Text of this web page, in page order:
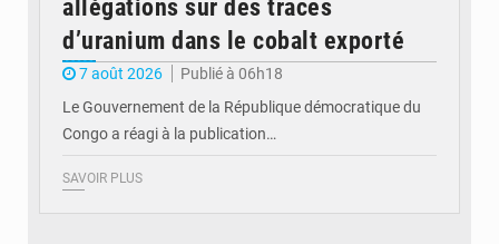
allégations sur des traces
d’uranium dans le cobalt exporté
7 août 2026
Publié à 06h18
Le Gouvernement de la République démocratique du
Congo a réagi à la publication…
SAVOIR PLUS